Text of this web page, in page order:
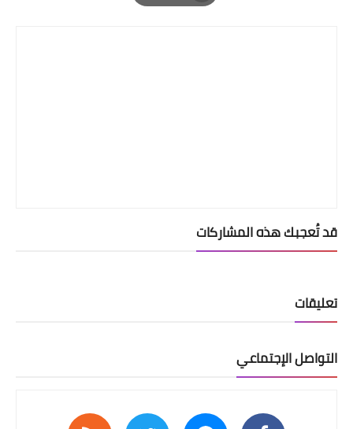
Print
قد تُعجبك هذه المشاركات
تعليقات
التواصل الإجتماعي